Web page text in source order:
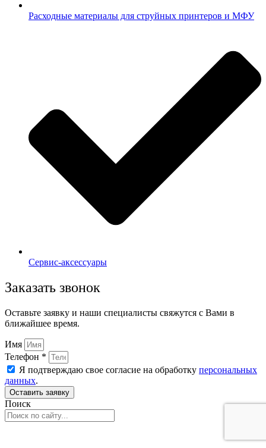
Расходные материалы для струйных принтеров и МФУ
Сервис-аксессуары
Заказать звонок
Оставьте заявку и наши специалисты свяжутся с Вами в
ближайшее время.
Имя
Телефон *
Я подтверждаю свое согласие на обработку персональных
данных.
Оставить заявку
Поиск